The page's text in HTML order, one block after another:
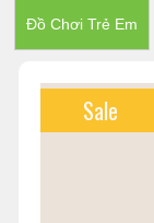
Đồ Chơi Trẻ Em
Sale